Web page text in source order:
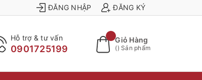
ĐĂNG NHẬP ĐĂNG KÝ
Hỗ trợ & tư vấn
0901725199
Giỏ Hàng
() Sản phẩm